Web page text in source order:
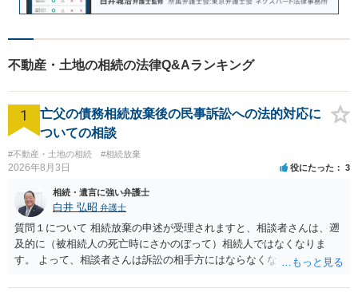
不動産・土地の相続の法律Q&Aランキング
1
亡父の債務相続放棄後の民事訴訟への法的対応に
ついての相談
#不動産・土地の相続 #相続放棄
2026年8月3日 役にたった 3
相続・遺言に強い弁護士
白井 弘昭 弁護士
質問１について 相続放棄の申述が受理されますと、相談者さんは、遡
及的に（被相続人の死亡時にさかのぼって）相続人ではなくなりま
す。 よって、相談者さんは訴訟の相手方にはならなくなるので（明け